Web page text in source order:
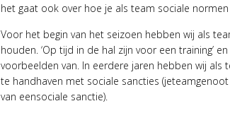
het gaat ook over hoe je als team sociale
Voor het begin van het seizoen hebben wij als
houden. ‘Op tijd in de hal zijn voor een training’
voorbeelden van. In eerdere jaren hebben wij
te handhaven met sociale sancties
van eensociale sanctie).